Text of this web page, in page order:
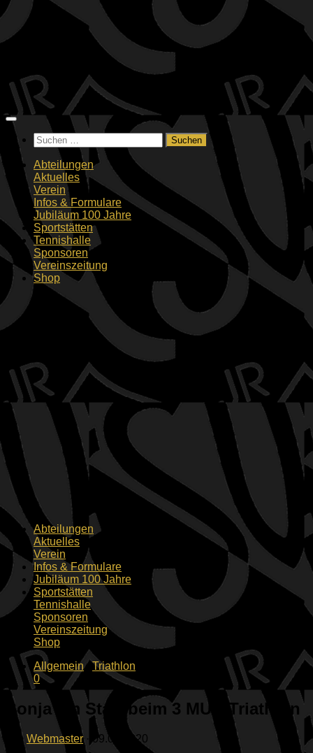
Inhalt
springen
Suchen
nach:
Abteilungen
Aktuelles
Verein
Infos & Formulare
Jubiläum 100 Jahre
Sportstätten
Tennishalle
Sponsoren
Vereinszeitung
Shop
Abteilungen
Aktuelles
Verein
Infos & Formulare
Jubiläum 100 Jahre
Sportstätten
Tennishalle
Sponsoren
Vereinszeitung
Shop
Allgemein / Triathlon
0
Sonja am Start beim 3 MUC Triathlon
von Webmaster · 09.09.2020